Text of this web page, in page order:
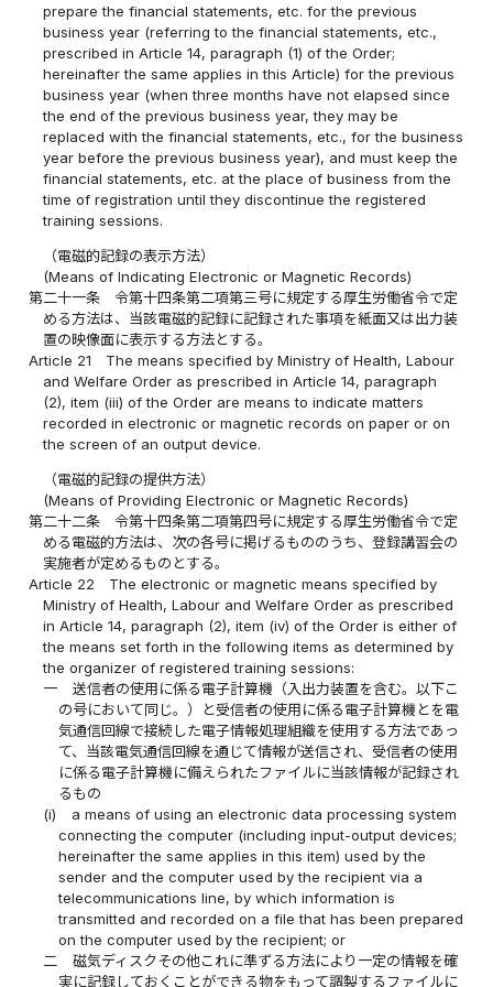
prepare the financial statements, etc. for the previous
business year (referring to the financial statements, etc.,
prescribed in Article 14, paragraph (1) of the Order;
hereinafter the same applies in this Article) for the previous
business year (when three months have not elapsed since
the end of the previous business year, they may be
replaced with the financial statements, etc., for the business
year before the previous business year), and must keep the
financial statements, etc. at the place of business from the
time of registration until they discontinue the registered
training sessions.
（電磁的記録の表示方法）
(Means of Indicating Electronic or Magnetic Records)
第二十一条
令第十四条第二項第三号に規定する厚生労働省令で定
める方法は、当該電磁的記録に記録された事項を紙面又は出力装
置の映像面に表示する方法とする。
Article 21
The means specified by Ministry of Health, Labour
and Welfare Order as prescribed in Article 14, paragraph
(2), item (iii) of the Order are means to indicate matters
recorded in electronic or magnetic records on paper or on
the screen of an output device.
（電磁的記録の提供方法）
(Means of Providing Electronic or Magnetic Records)
第二十二条
令第十四条第二項第四号に規定する厚生労働省令で定
める電磁的方法は、次の各号に掲げるもののうち、登録講習会の
実施者が定めるものとする。
Article 22
The electronic or magnetic means specified by
Ministry of Health, Labour and Welfare Order as prescribed
in Article 14, paragraph (2), item (iv) of the Order is either of
the means set forth in the following items as determined by
the organizer of registered training sessions:
一
送信者の使用に係る電子計算機（入出力装置を含む。以下こ
の号において同じ。）と受信者の使用に係る電子計算機とを電
気通信回線で接続した電子情報処理組織を使用する方法であっ
て、当該電気通信回線を通じて情報が送信され、受信者の使用
に係る電子計算機に備えられたファイルに当該情報が記録され
るもの
(i)
a means of using an electronic data processing system
connecting the computer (including input-output devices;
hereinafter the same applies in this item) used by the
sender and the computer used by the recipient via a
telecommunications line, by which information is
transmitted and recorded on a file that has been prepared
on the computer used by the recipient; or
二
磁気ディスクその他これに準ずる方法により一定の情報を確
実に記録しておくことができる物をもって調製するファイルに